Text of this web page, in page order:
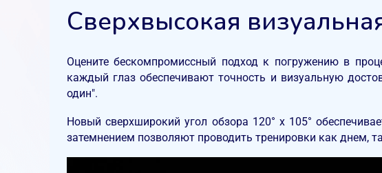
Сверхвысокая
Оцените бескомпромиссный подход к погружению в
каждый глаз обеспечивают точность и визуальную
один".
Новый сверхширокий угол обзора 120° x 105°
затемнением позволяют проводить тренировки как днем,